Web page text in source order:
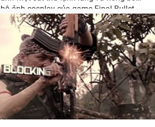
ảnh cosplay của game Final Bullet.